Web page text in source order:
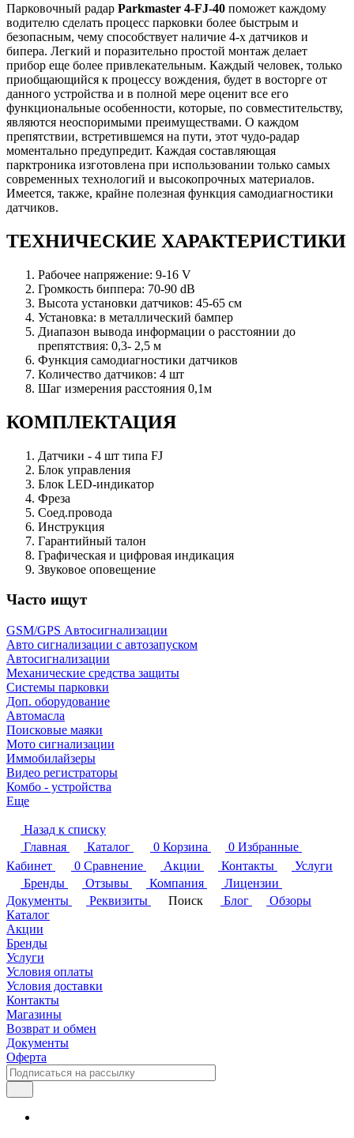
Парковочный радар Parkmaster 4-FJ-40 поможет каждому
водителю сделать процесс парковки более быстрым и
безопасным, чему способствует наличие 4-х датчиков и
бипера. Легкий и поразительно простой монтаж делает
прибор еще более привлекательным. Каждый человек, только
приобщающийся к процессу вождения, будет в восторге от
данного устройства и в полной мере оценит все его
функциональные особенности, которые, по совместительству,
являются неоспоримыми преимуществами. О каждом
препятствии, встретившемся на пути, этот чудо-радар
моментально предупредит. Каждая составляющая
парктроника изготовлена при использовании только самых
современных технологий и высокопрочных материалов.
Имеется, также, крайне полезная функция самодиагностики
датчиков.
ТЕХНИЧЕСКИЕ ХАРАКТЕРИСТИКИ
Рабочее напряжение: 9-16 V
Громкость биппера: 70-90 dB
Высота установки датчиков: 45-65 см
Установка: в металлический бампер
Диапазон вывода информации о расстоянии до
препятствия: 0,3- 2,5 м
Функция самодиагностики датчиков
Количество датчиков: 4 шт
Шаг измерения расстояния 0,1м
КОМПЛЕКТАЦИЯ
Датчики - 4 шт типа FJ
Блок управления
Блок LED-индикатор
Фреза
Соед.провода
Инструкция
Гарантийный талон
Графическая и цифровая индикация
Звуковое оповещение
Часто ищут
GSM/GPS Автосигнализации
Авто сигнализации с автозапуском
Автосигнализации
Механические средства защиты
Системы парковки
Доп. оборудование
Автомасла
Поисковые маяки
Мото сигнализации
Иммобилайзеры
Видео регистраторы
Комбо - устройства
Еще
Назад к списку
Главная
Каталог 0 Корзина 0 Избранные
Кабинет
0 Сравнение Акции Контакты
Услуги
Бренды
Отзывы Компания
Лицензии
Документы
Реквизиты Поиск Блог
Обзоры
Каталог
Акции
Бренды
Услуги
Условия оплаты
Условия доставки
Контакты
Магазины
Возврат и обмен
Документы
Оферта